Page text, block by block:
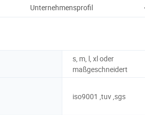
Unternehmensprofil
s, m, l, xl oder
maßgeschneidert
iso9001 ,tuv ,sgs